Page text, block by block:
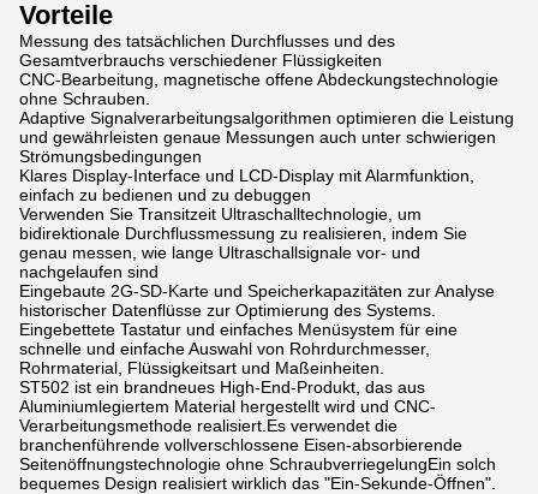
Vorteile
Messung des tatsächlichen Durchflusses und des
Gesamtverbrauchs verschiedener Flüssigkeiten
CNC-Bearbeitung, magnetische offene Abdeckungstechnologie
ohne Schrauben.
Adaptive Signalverarbeitungsalgorithmen optimieren die Leistung
und gewährleisten genaue Messungen auch unter schwierigen
Strömungsbedingungen
Klares Display-Interface und LCD-Display mit Alarmfunktion,
einfach zu bedienen und zu debuggen
Verwenden Sie Transitzeit Ultraschalltechnologie, um
bidirektionale Durchflussmessung zu realisieren, indem Sie
genau messen, wie lange Ultraschallsignale vor- und
nachgelaufen sind
Eingebaute 2G-SD-Karte und Speicherkapazitäten zur Analyse
historischer Datenflüsse zur Optimierung des Systems.
Eingebettete Tastatur und einfaches Menüsystem für eine
schnelle und einfache Auswahl von Rohrdurchmesser,
Rohrmaterial, Flüssigkeitsart und Maßeinheiten.
ST502 ist ein brandneues High-End-Produkt, das aus
Aluminiumlegiertem Material hergestellt wird und CNC-
Verarbeitungsmethode realisiert.Es verwendet die
branchenführende vollverschlossene Eisen-absorbierende
Seitenöffnungstechnologie ohne SchraubverriegelungEin solch
bequemes Design realisiert wirklich das "Ein-Sekunde-Öffnen".